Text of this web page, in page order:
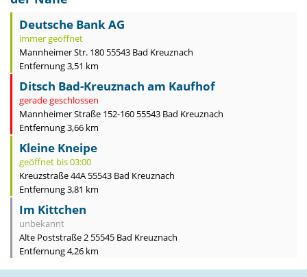
Deutsche Bank AG
immer geöffnet
Mannheimer Str. 180 55543 Bad Kreuznach
Entfernung 3,51 km
Ditsch Bad-Kreuznach am Kaufhof
gerade geschlossen
Mannheimer Straße 152-160 55543 Bad Kreuznach
Entfernung 3,66 km
Kleine Kneipe
geöffnet bis 03:00
Kreuzstraße 44A 55543 Bad Kreuznach
Entfernung 3,81 km
Im Kittchen
unbekannt
Alte Poststraße 2 55545 Bad Kreuznach
Entfernung 4,26 km